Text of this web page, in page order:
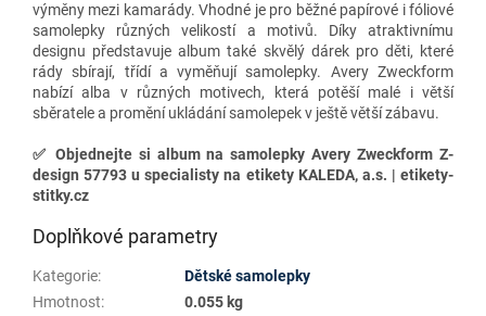
výměny mezi kamarády. Vhodné je pro běžné papírové i fóliové
samolepky různých velikostí a motivů. Díky atraktivnímu
designu představuje album také skvělý dárek pro děti, které
rády sbírají, třídí a vyměňují samolepky. Avery Zweckform
nabízí alba v různých motivech, která potěší malé i větší
sběratele a promění ukládání samolepek v ještě větší zábavu.
✅ Objednejte si album na samolepky Avery Zweckform Z-
design 57793 u specialisty na etikety KALEDA, a.s. | etikety-
stitky.cz
Doplňkové parametry
Kategorie:
Dětské samolepky
Hmotnost:
0.055 kg